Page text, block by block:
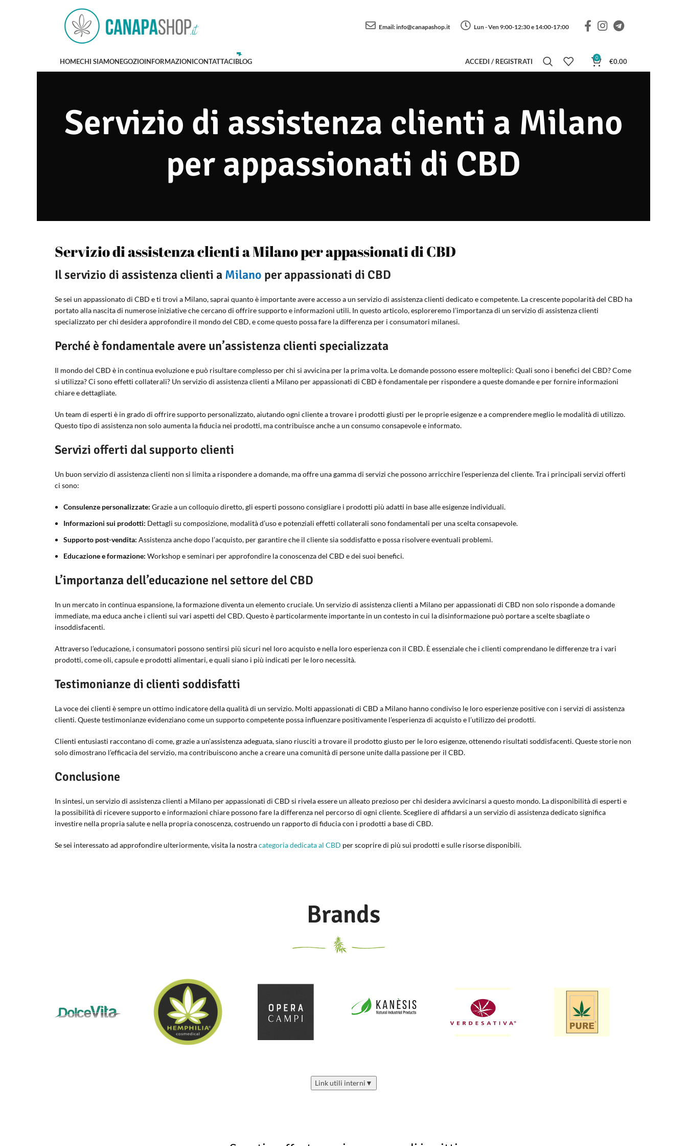
Email:info@canapashop.it Lun - Ven 9:00-12:30 e 14:00-17:00
HOMECHI SIAMONEGOZIOINFORMAZIONICONTATTACIBLOG ACCEDI / REGISTRATI 0 €0.00
Servizio di assistenza clienti a Milano
per appassionati di CBD
Servizio di assistenza clienti a Milano per appassionati di CBD
Il servizio di assistenza clienti a Milano per appassionati di CBD
Se sei un appassionato di CBD e ti trovi a Milano, saprai quanto è importante avere accesso a un servizio di assistenza clienti dedicato e competente. La crescente popolarità del CBD ha
portato alla nascita di numerose iniziative che cercano di offrire supporto e informazioni utili. In questo articolo, esploreremo l’importanza di un servizio di assistenza clienti
specializzato per chi desidera approfondire il mondo del CBD, e come questo possa fare la differenza per i consumatori milanesi.
Perché è fondamentale avere un’assistenza clienti specializzata
Il mondo del CBD è in continua evoluzione e può risultare complesso per chi si avvicina per la prima volta. Le domande possono essere molteplici: Quali sono i benefici del CBD? Come
si utilizza? Ci sono effetti collaterali? Un servizio di assistenza clienti a Milano per appassionati di CBD è fondamentale per rispondere a queste domande e per fornire informazioni
chiare e dettagliate.
Un team di esperti è in grado di offrire supporto personalizzato, aiutando ogni cliente a trovare i prodotti giusti per le proprie esigenze e a comprendere meglio le modalità di utilizzo.
Questo tipo di assistenza non solo aumenta la fiducia nei prodotti, ma contribuisce anche a un consumo consapevole e informato.
Servizi offerti dal supporto clienti
Un buon servizio di assistenza clienti non si limita a rispondere a domande, ma offre una gamma di servizi che possono arricchire l’esperienza del cliente. Tra i principali servizi offerti
ci sono:
Consulenze personalizzate: Grazie a un colloquio diretto, gli esperti possono consigliare i prodotti più adatti in base alle esigenze individuali.
Informazioni sui prodotti: Dettagli su composizione, modalità d’uso e potenziali effetti collaterali sono fondamentali per una scelta consapevole.
Supporto post-vendita: Assistenza anche dopo l’acquisto, per garantire che il cliente sia soddisfatto e possa risolvere eventuali problemi.
Educazione e formazione: Workshop e seminari per approfondire la conoscenza del CBD e dei suoi benefici.
L’importanza dell’educazione nel settore del CBD
In un mercato in continua espansione, la formazione diventa un elemento cruciale. Un servizio di assistenza clienti a Milano per appassionati di CBD non solo risponde a domande
immediate, ma educa anche i clienti sui vari aspetti del CBD. Questo è particolarmente importante in un contesto in cui la disinformazione può portare a scelte sbagliate o
insoddisfacenti.
Attraverso l’educazione, i consumatori possono sentirsi più sicuri nel loro acquisto e nella loro esperienza con il CBD. È essenziale che i clienti comprendano le differenze tra i vari
prodotti, come oli, capsule e prodotti alimentari, e quali siano i più indicati per le loro necessità.
Testimonianze di clienti soddisfatti
La voce dei clienti è sempre un ottimo indicatore della qualità di un servizio. Molti appassionati di CBD a Milano hanno condiviso le loro esperienze positive con i servizi di assistenza
clienti. Queste testimonianze evidenziano come un supporto competente possa influenzare positivamente l’esperienza di acquisto e l’utilizzo dei prodotti.
Clienti entusiasti raccontano di come, grazie a un’assistenza adeguata, siano riusciti a trovare il prodotto giusto per le loro esigenze, ottenendo risultati soddisfacenti. Queste storie non
solo dimostrano l’efficacia del servizio, ma contribuiscono anche a creare una comunità di persone unite dalla passione per il CBD.
Conclusione
In sintesi, un servizio di assistenza clienti a Milano per appassionati di CBD si rivela essere un alleato prezioso per chi desidera avvicinarsi a questo mondo. La disponibilità di esperti e
la possibilità di ricevere supporto e informazioni chiare possono fare la differenza nel percorso di ogni cliente. Scegliere di affidarsi a un servizio di assistenza dedicato significa
investire nella propria salute e nella propria conoscenza, costruendo un rapporto di fiducia con i prodotti a base di CBD.
Se sei interessato ad approfondire ulteriormente, visita la nostracategoria dedicata al CBD per scoprire di più sui prodotti e sulle risorse disponibili.
Brands
Link utili interni ▼